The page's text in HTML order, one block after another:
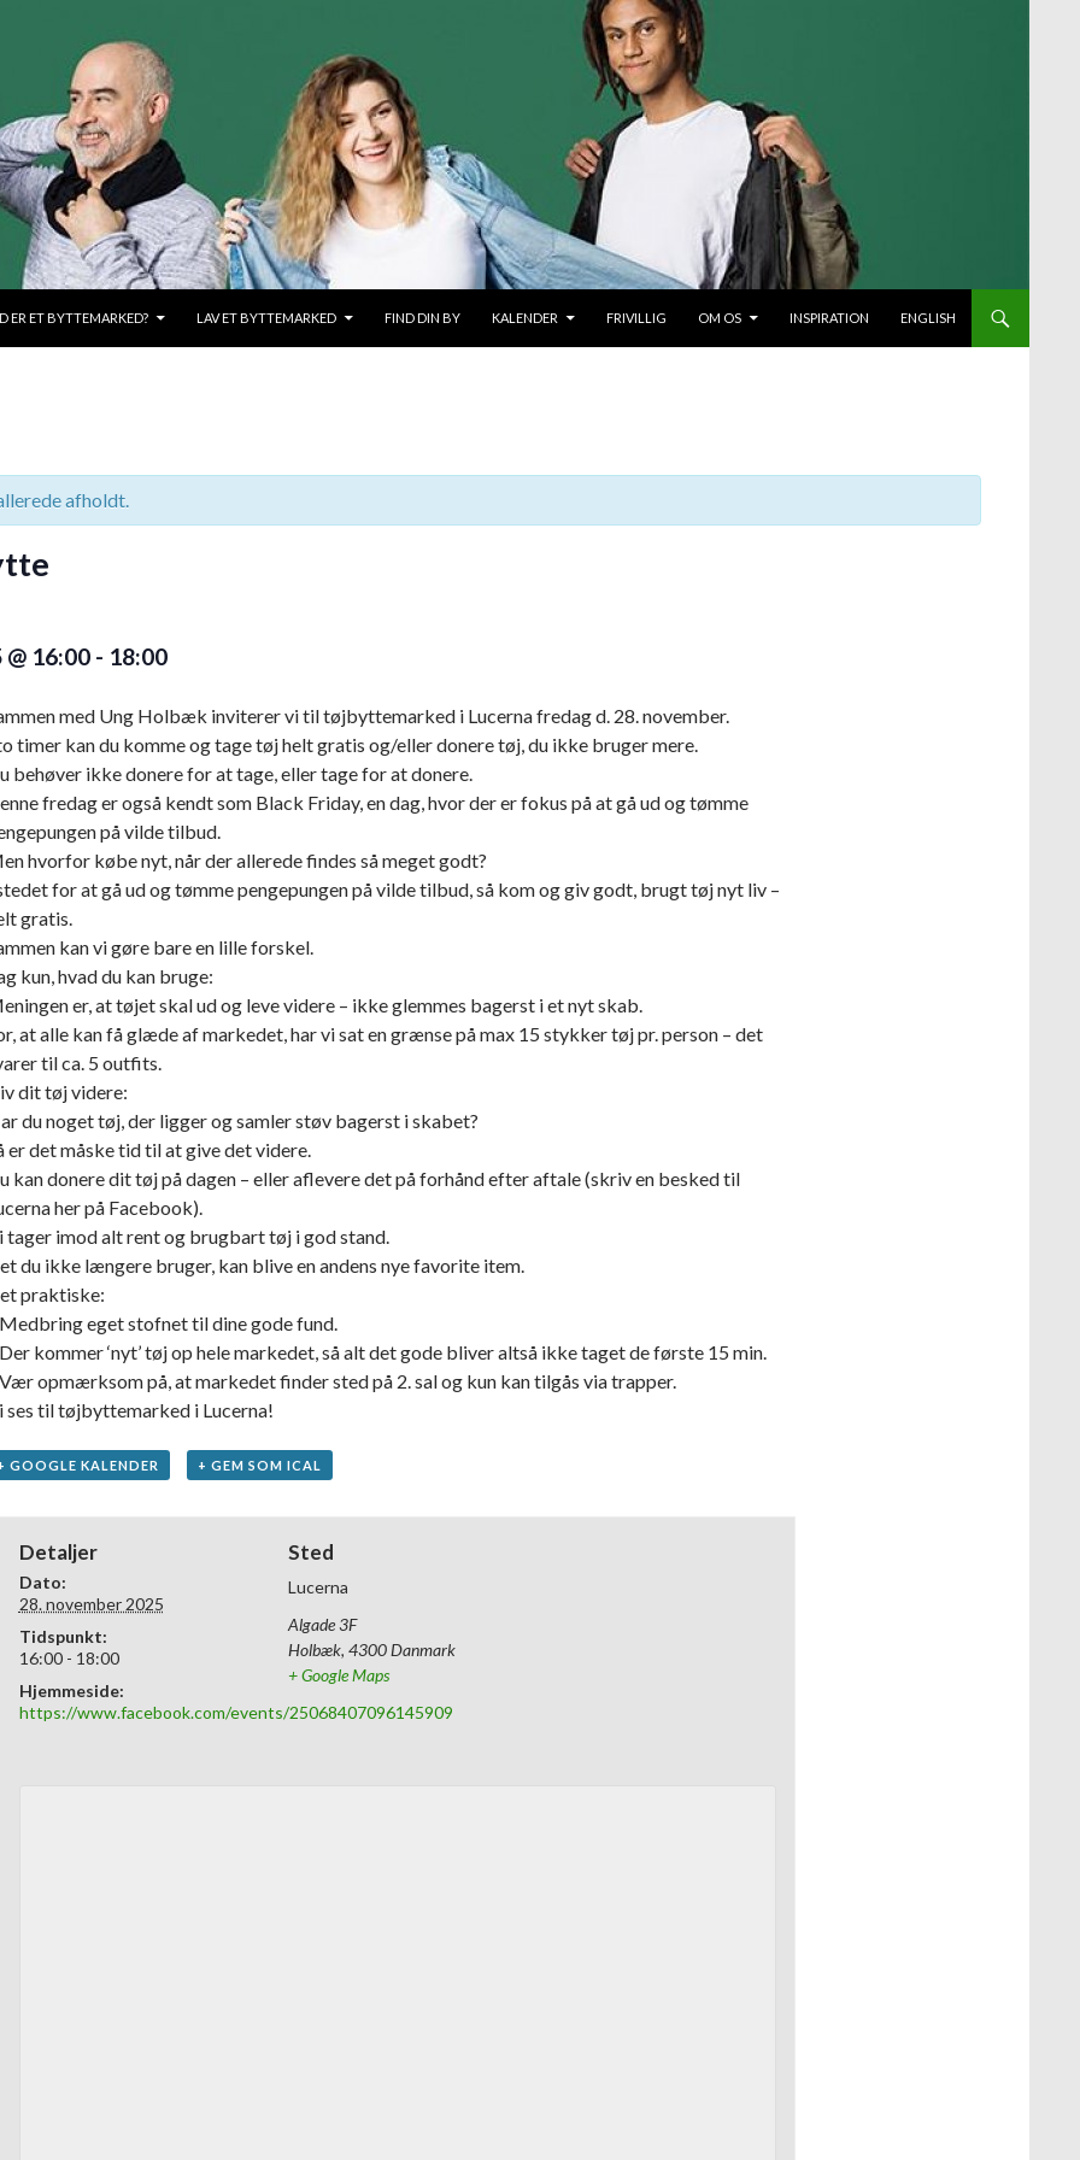
ER ET BYTTEMARKED? LAV ET BYTTEMARKED FIND DIN BY KALENDER FRIVILLIG OM OS INSPIRATION ENGLISH
afholdt.
16:00 - 18:00
med Ung Holbæk inviterer vi til tøjbyttemarked i Lucerna fredag d. 28. november.
timer kan du komme og tage tøj helt gratis og/eller donere tøj, du ikke bruger mere.
behøver ikke donere for at tage, eller tage for at donere.
fredag er også kendt som Black Friday, en dag, hvor der er fokus på at gå ud og tømme
på vilde tilbud.
hvorfor købe nyt, når der allerede findes så meget godt?
for at gå ud og tømme pengepungen på vilde tilbud, så kom og giv godt, brugt tøj nyt liv –
gratis.
kan vi gøre bare en lille forskel.
kun, hvad du kan bruge:
er, at tøjet skal ud og leve videre – ikke glemmes bagerst i et nyt skab.
at alle kan få glæde af markedet, har vi sat en grænse på max 15 stykker tøj pr. person – det
til ca. 5 outfits.
dit tøj videre:
du noget tøj, der ligger og samler støv bagerst i skabet?
er det måske tid til at give det videre.
kan donere dit tøj på dagen – eller aflevere det på forhånd efter aftale (skriv en besked til
her på Facebook).
tager imod alt rent og brugbart tøj i god stand.
du ikke længere bruger, kan blive en andens nye favorite item.
praktiske:
eget stofnet til dine gode fund.
kommer ‘nyt’ tøj op hele markedet, så alt det gode bliver altså ikke taget de første 15 min.
opmærksom på, at markedet finder sted på 2. sal og kun kan tilgås via trapper.
ses til tøjbyttemarked i Lucerna!
GOOGLE KALENDER + GEM SOM ICAL
Detaljer
Dato:
28. november 2025
Tidspunkt:
16:00 - 18:00
Hjemmeside:
https://www.facebook.com/events/25068407096145909
Sted
Lucerna
Algade 3F
Holbæk, 4300Danmark
+ Google Maps